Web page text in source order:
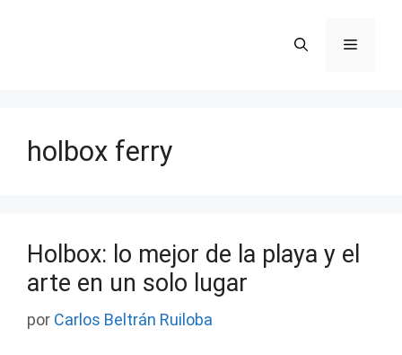
Menú
holbox ferry
Holbox: lo mejor de la playa y el
arte en un solo lugar
por Carlos Beltrán Ruiloba